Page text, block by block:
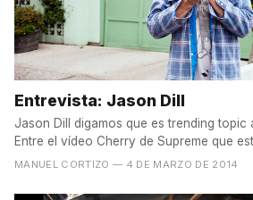
Entrevista: Jason Dill
Jason Dill digamos que es trending topic
Entre el vídeo Cherry de Supreme que
MANUEL CORTIZO — 4 DE MARZO DE 2014